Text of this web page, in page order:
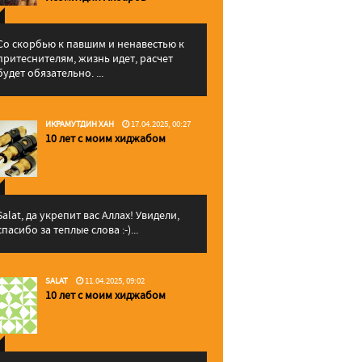
скорбью к павшим и ненавестью к
жизнь идет, расчет
обязательно. ...
ИКРАМУТДИН ХАН 17.04.2025, 00:27
10 лет с моим хиджабом
да укрепит вас Аллаx! Увидели,
за теплые слова :-)...
SALAT 11.04.2025, 09:02
10 лет с моим хиджабом